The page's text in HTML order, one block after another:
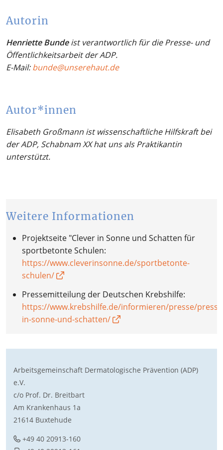
Autorin
Henriette Bundeist verantwortlich für die Presse- und
Öffentlichkeitsarbeit der ADP.
E-Mail:bunde@unserehaut.de
Autor*innen
Elisabeth Großmann ist wissenschaftliche Hilfskraft bei
der ADP, Schabnam XX hat uns als Praktikantin
unterstützt.
Weitere Informationen
Projektseite "Clever in Sonne und Schatten für
sportbetonte Schulen:
https://www.cleverinsonne.de/sportbetonte-
schulen/
Pressemitteilung der Deutschen Krebshilfe:
https://www.krebshilfe.de/informieren/presse/
in-sonne-und-schatten/
Arbeitsgemeinschaft Dermatologische Prävention (ADP)
e.V.
c/o Prof. Dr. Breitbart
Am Krankenhaus 1a
21614 Buxtehude
+49 40 20913-160